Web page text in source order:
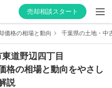
売却相談スタート
価格の相場と動向 千葉県の土地・中
東道野辺四丁目
格の相場と動向をやさし
説